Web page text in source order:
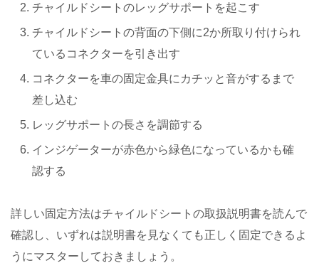
チャイルドシートのレッグサポートを起こす
チャイルドシートの背面の下側に2か所取り付けられ
ているコネクターを引き出す
コネクターを車の固定金具にカチッと音がするまで
差し込む
レッグサポートの長さを調節する
インジゲーターが赤色から緑色になっているかも確
認する
詳しい固定方法はチャイルドシートの取扱説明書を読んで
確認し、いずれは説明書を見なくても正しく固定できるよ
うにマスターしておきましょう。